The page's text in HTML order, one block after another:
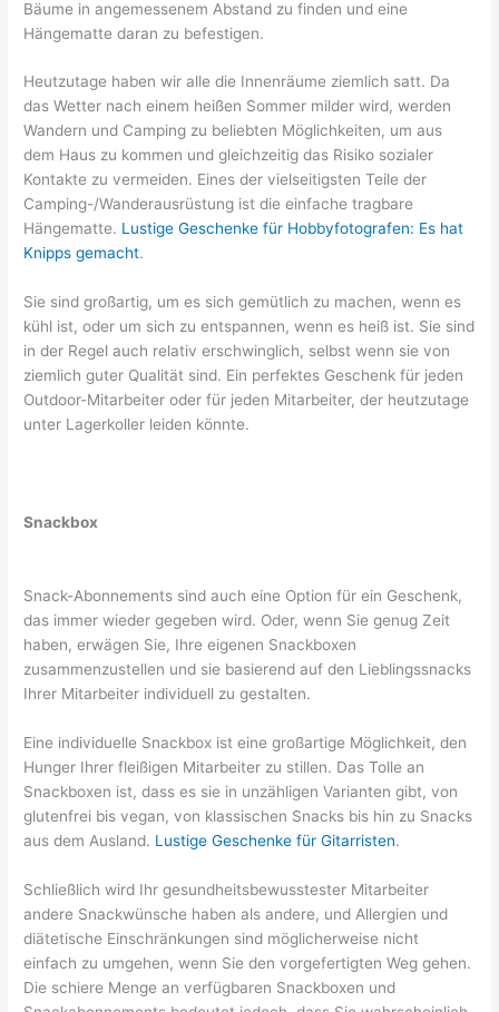
Bäume in angemessenem Abstand zu finden und eine
Hängematte daran zu befestigen.
Heutzutage haben wir alle die Innenräume ziemlich satt. Da
das Wetter nach einem heißen Sommer milder wird, werden
Wandern und Camping zu beliebten Möglichkeiten, um aus
dem Haus zu kommen und gleichzeitig das Risiko sozialer
Kontakte zu vermeiden. Eines der vielseitigsten Teile der
Camping-/Wanderausrüstung ist die einfache tragbare
Hängematte. Lustige Geschenke für Hobbyfotografen: Es hat
Knipps gemacht.
Sie sind großartig, um es sich gemütlich zu machen, wenn es
kühl ist, oder um sich zu entspannen, wenn es heiß ist. Sie sind
in der Regel auch relativ erschwinglich, selbst wenn sie von
ziemlich guter Qualität sind. Ein perfektes Geschenk für jeden
Outdoor-Mitarbeiter oder für jeden Mitarbeiter, der heutzutage
unter Lagerkoller leiden könnte.
Snackbox
Snack-Abonnements sind auch eine Option für ein Geschenk,
das immer wieder gegeben wird. Oder, wenn Sie genug Zeit
haben, erwägen Sie, Ihre eigenen Snackboxen
zusammenzustellen und sie basierend auf den Lieblingssnacks
Ihrer Mitarbeiter individuell zu gestalten.
Eine individuelle Snackbox ist eine großartige Möglichkeit, den
Hunger Ihrer fleißigen Mitarbeiter zu stillen. Das Tolle an
Snackboxen ist, dass es sie in unzähligen Varianten gibt, von
glutenfrei bis vegan, von klassischen Snacks bis hin zu Snacks
aus dem Ausland. Lustige Geschenke für Gitarristen.
Schließlich wird Ihr gesundheitsbewusstester Mitarbeiter
andere Snackwünsche haben als andere, und Allergien und
diätetische Einschränkungen sind möglicherweise nicht
einfach zu umgehen, wenn Sie den vorgefertigten Weg gehen.
Die schiere Menge an verfügbaren Snackboxen und